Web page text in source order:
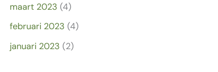
maart 2023 (4)
februari 2023 (4)
januari 2023 (2)